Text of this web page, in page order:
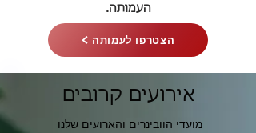
העמותה.
< הצטרפו לעמותה
אירועים קרובים
מועדי הוובינרים והארועים שלנו